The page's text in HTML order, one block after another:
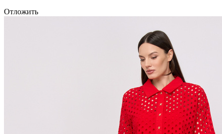
Отложить